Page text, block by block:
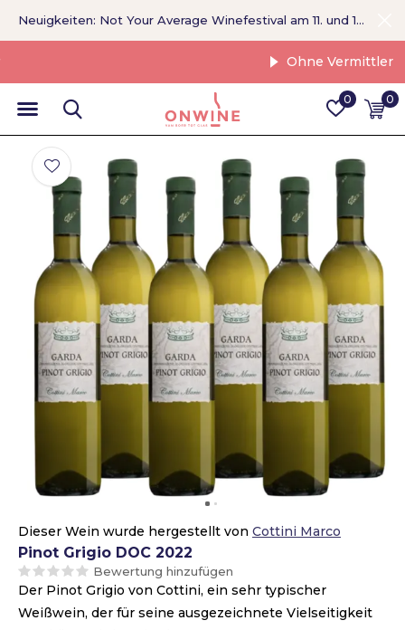
0 0
Neuigkeiten: Not Your Average Winefestival am 11. und 12. September >
Dieser Wein wurde hergestellt von Cottini Marco
Pinot Grigio DOC 2022
Bewertung hinzufügen
Der Pinot Grigio von Cottini, ein sehr typischer
Weißwein, der für seine ausgezeichnete Vielseitigkeit